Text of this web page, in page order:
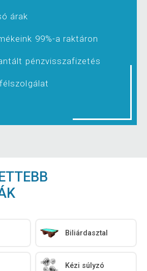
árak
99%-a raktáron
pénzvisszafizetés
Biliárdasztal
Kézi súlyzó